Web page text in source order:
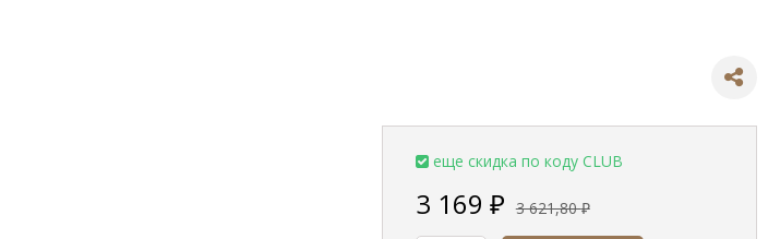
еще скидка по коду CLUB
3 169 ₽ 3 621,80₽